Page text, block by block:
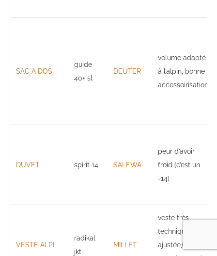
SAC A DOS
guide
40+ sl
DEUTER
volume adapté
à l’alpin, bonne
accessoirisation
DUVET spirit 14 SALEWA
peur d’avoir
froid (c’est un
-14)
VESTE ALPI
radikal
jkt
MILLET
veste très
technique,
ajustée,vert fluo